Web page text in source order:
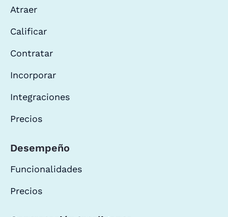
Atraer
Calificar
Contratar
Incorporar
Integraciones
Precios
Desempeño
Funcionalidades
Precios